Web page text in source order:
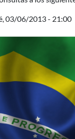
03/06/2013 - 21:00